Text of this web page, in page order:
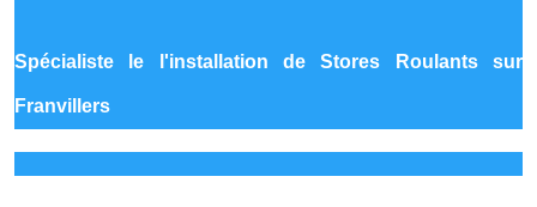
Spécialiste le l'installation de Stores Roulants sur
Franvillers